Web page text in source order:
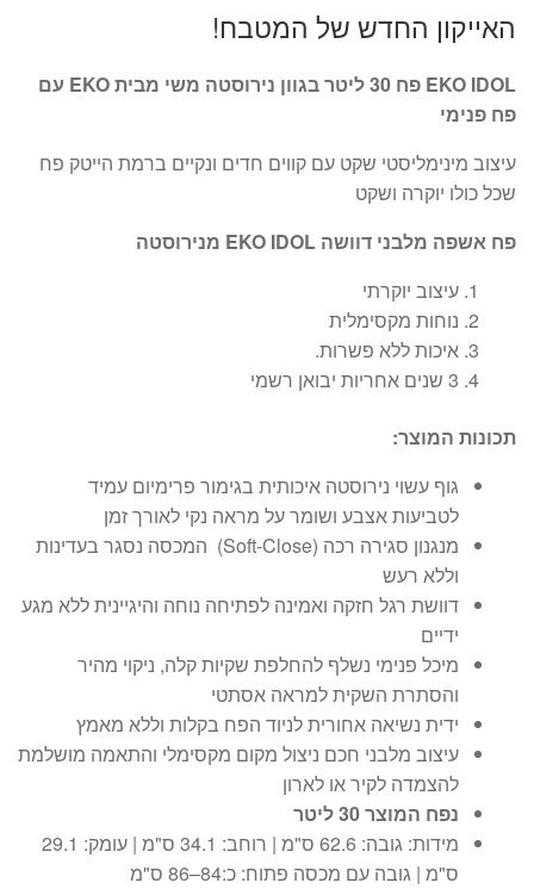
היה:
₪699.
הוא:
₪450.
האייקון החדש של המטבח!
EKO IDOL פח 30 ליטר בגוון נירוסטה משי מבית EKO עם
פח פנימי
עיצוב מינימליסטי שקט עם קווים חדים ונקיים ברמת הייטק פח
שכל כולו יוקרה ושקט
פח אשפה מלבני דוושה EKO IDOL מנירוסטה
עיצוב יוקרתי
נוחות מקסימלית
איכות ללא פשרות.
3 שנים אחריות יבואן רשמי
תכונות המוצר:
גוף עשוי נירוסטה איכותית בגימור פרימיום עמיד
לטביעות אצבע ושומר על מראה נקי לאורך זמן
מנגנון סגירה רכה (Soft-Close) המכסה נסגר בעדינות
וללא רעש
דוושת רגל חזקה ואמינה לפתיחה נוחה והיגיינית ללא מגע
ידיים
מיכל פנימי נשלף להחלפת שקיות קלה, ניקוי מהיר
והסתרת השקית למראה אסתטי
ידית נשיאה אחורית לניוד הפח בקלות וללא מאמץ
עיצוב מלבני חכם ניצול מקום מקסימלי והתאמה מושלמת
להצמדה לקיר או לארון
נפח המוצר 30 ליטר
מידות: גובה: 62.6 ס"מ | רוחב: 34.1 ס"מ | עומק: 29.1
ס"מ | גובה עם מכסה פתוח: כ:84–86 ס"מ